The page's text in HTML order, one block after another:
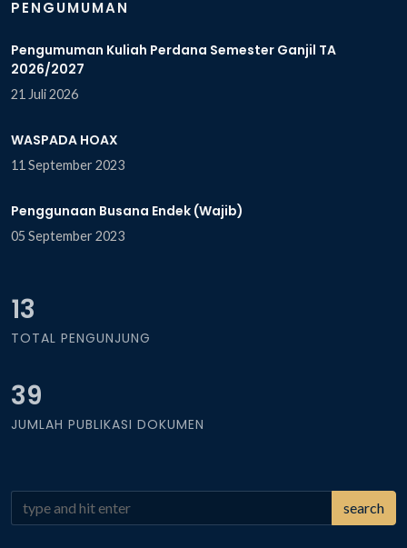
PENGUMUMAN
Pengumuman Kuliah Perdana Semester Ganjil TA
2026/2027
21 Juli 2026
WASPADA HOAX
11 September 2023
Penggunaan Busana Endek (Wajib)
05 September 2023
13
TOTAL PENGUNJUNG
39
JUMLAH PUBLIKASI DOKUMEN
search